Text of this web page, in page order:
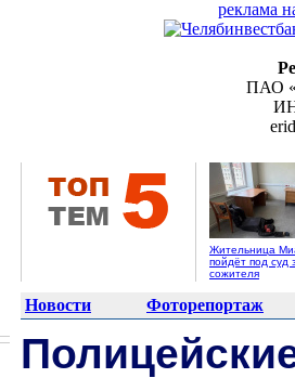
реклама
ПАО
Жительница
пойдёт под суд
сожителя
Новости Фоторепортаж